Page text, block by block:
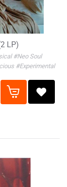
LP)
#Neo Soul
#Experimental